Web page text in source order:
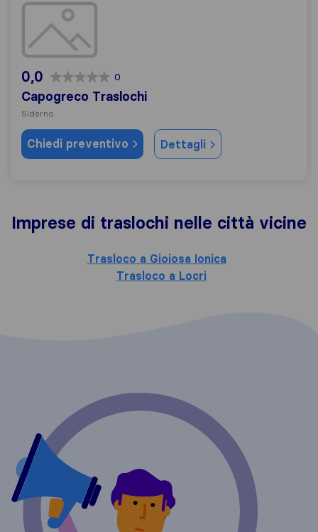
Capogreco Traslochi
0,0 0
Capogreco Traslochi
Siderno
Chiedi preventivo Dettagli
Imprese di traslochi nelle città vicine
Trasloco a Gioiosa Ionica
Trasloco a Locri